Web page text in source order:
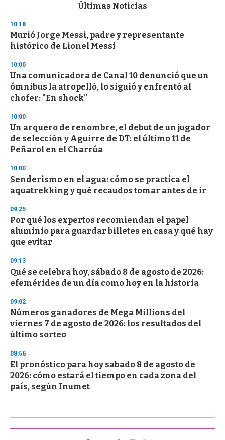
d
s
o
f
3
s
e
c
o
d
s
Últimas Noticias
10:18
Murió Jorge Messi, padre y representante
histórico de Lionel Messi
10:00
Una comunicadora de Canal 10 denunció que un
ómnibus la atropelló, lo siguió y enfrentó al
chofer: "En shock"
10:00
Un arquero de renombre, el debut de un jugador
de selección y Aguirre de DT: el último 11 de
Peñarol en el Charrúa
10:00
Senderismo en el agua: cómo se practica el
aquatrekking y qué recaudos tomar antes de ir
09:25
Por qué los expertos recomiendan el papel
aluminio para guardar billetes en casa y qué hay
que evitar
09:13
Qué se celebra hoy, sábado 8 de agosto de 2026:
efemérides de un día como hoy en la historia
09:02
Números ganadores de Mega Millions del
viernes 7 de agosto de 2026: los resultados del
último sorteo
08:56
El pronóstico para hoy sabado 8 de agosto de
2026: cómo estará el tiempo en cada zona del
país, según Inumet